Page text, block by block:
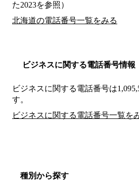
た2023を参照）
北海道の電話番号一覧をみる
ビジネスに関する電話番号情報
ビジネスに関する電話番号は
す。
ビジネスに関する電話番号一覧を
種別から探す